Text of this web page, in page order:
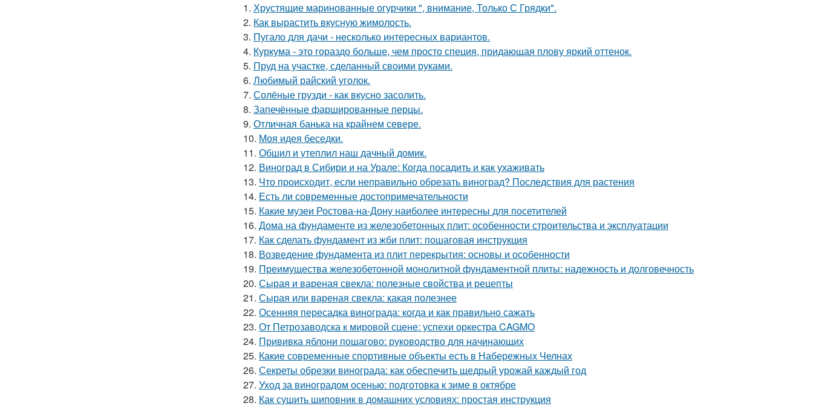
1. Хрустящие маринованные огурчики ", внимание, Только С Грядки".
2. Как вырастить вкусную жимолость.
3. Пугало для дачи - несколько интересных вариантов.
4. Куркума - это гораздо больше, чем просто специя, придающая плову яркий оттенок.
5. Пруд на участке, сделанный своими руками.
6. Любимый райский уголок.
7. Солёные грузди - как вкусно засолить.
8. Запечённые фаршированные перцы.
9. Отличная банька на крайнем севере.
10. Моя идея беседки.
11. Обшил и утеплил наш дачный домик.
12. Виноград в Сибири и на Урале: Когда посадить и как ухаживать
13. Что происходит, если неправильно обрезать виноград? Последствия для растения
14. Есть ли современные достопримечательности
15. Какие музеи Ростова-на-Дону наиболее интересны для посетителей
16. Дома на фундаменте из железобетонных плит: особенности строительства и эксплуатации
17. Как сделать фундамент из жби плит: пошаговая инструкция
18. Возведение фундамента из плит перекрытия: основы и особенности
19. Преимущества железобетонной монолитной фундаментной плиты: надежность и долговечность
20. Сырая и вареная свекла: полезные свойства и рецепты
21. Сырая или вареная свекла: какая полезнее
22. Осенняя пересадка винограда: когда и как правильно сажать
23. От Петрозаводска к мировой сцене: успехи оркестра CAGMO
24. Прививка яблони пошагово: руководство для начинающих
25. Какие современные спортивные объекты есть в Набережных Челнах
26. Секреты обрезки винограда: как обеспечить щедрый урожай каждый год
27. Уход за виноградом осенью: подготовка к зиме в октябре
28. Как сушить шиповник в домашних условиях: простая инструкция